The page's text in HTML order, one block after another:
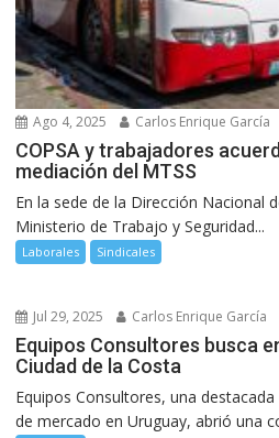
Ago 4, 2025 Carlos Enrique García
COPSA y trabajadores
mediación del MTSS
En la sede de la Dirección Nacional
Ministerio de Trabajo y Seguridad...
Laborales Sindicales
Jul 29, 2025 Carlos Enrique García
Equipos Consultores busca
Ciudad de la Costa
Equipos Consultores, una
de mercado en Uruguay, abrió una